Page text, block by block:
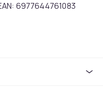
6977644761083